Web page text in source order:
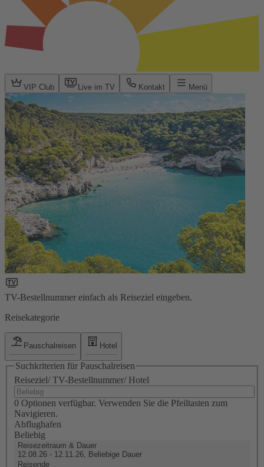
VIP Club Live im TV Kontakt Menü
TV-Bestellnummer einfach als Reiseziel eingeben.
Reisekategorie
Pauschalreisen Hotel
Suchkriterien für Pauschalreisen
Reiseziel/ TV-Bestellnummer/ Hotel
0 Optionen verfügbar. Verwenden Sie die Pfeiltasten zum
Navigieren.
Abflughafen
Beliebig
Reisezeitraum & Dauer
12.08.26 - 12.11.26, Beliebige Dauer
Reisende